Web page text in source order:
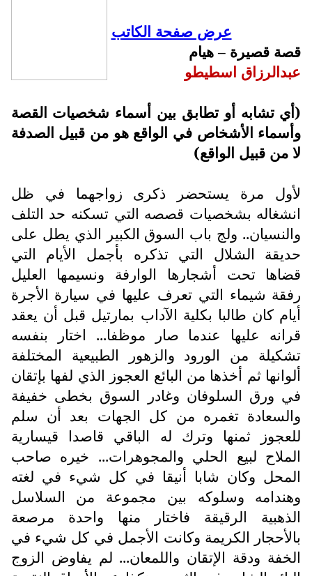
عرض صفحة الكاتب
قصة قصيرة – هيام
عبدالرزاق اسطيطو
(أي تشابه أو تطابق بين أسماء شخصيات القصة
وأسماء الأشخاص في الواقع هو من قبيل الصدفة
لا من قبيل الواقع)
لأول مرة يستحضر ذكرى زواجهما في ظل
انشغاله بشخصيات قصصه التي تسكنه حد التلف
والنسيان.. ولج باب السوق الكبير الذي يطل على
حديقة الشلال التي تذكره بأجمل الأيام التي
قضاها تحت أشجارها الوارفة ونسيمها العليل
رفقة شيماء التي تعرف عليها في سيارة الأجرة
أيام كان طالبا بكلية الآداب بمارتيل قبل أن يعقد
قرانه عليها عندما صار موظفا... اختار بنفسه
تشكيلة من الورود والزهور الطبيعية المختلفة
ألوانها ثم أخذها من البائع العجوز الذي لفها بإتقان
في ورق السلوفان وغادر السوق بخطى خفيفة
والسعادة تغمره من كل الجهات بعد أن سلم
للعجوز ثمنها وترك له الباقي قاصدا قيسارية
الملاح لبيع الحلي والمجوهرات... خيره صاحب
المحل وكان شابا أنيقا في كل شيء في لغته
وهندامه وسلوكه بين مجموعة من السلاسل
الذهبية الرقيقة فاختار منها واحدة مرصعة
بالأحجار الكريمة وكانت الأجمل في كل شيء في
الخفة ودقة الإتقان واللمعان... لم يفاوض الزوج